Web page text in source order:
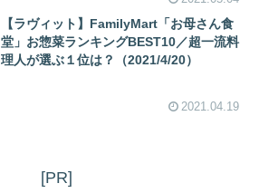
【ラヴィット】FamilyMart「お母さん食
堂」お惣菜ランキングBEST10／超一流料
理人が選ぶ１位は？（2021/4/20）
2021.04.19
[PR]